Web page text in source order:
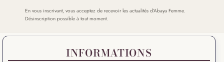
En vous inscrivant, vous acceptez de recevoir les actualités d’Abaya Femme.
Désinscription possible à tout moment.
INFORMATIONS